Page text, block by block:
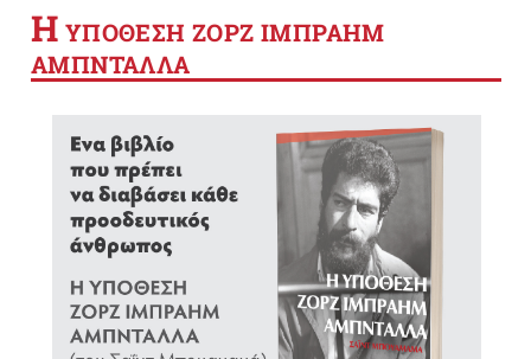
Η YΠΟΘΕΣΗ ΖΟΡΖ ΙΜΠΡΑΗΜ
ΑΜΠΝΤΑΛΛΑ